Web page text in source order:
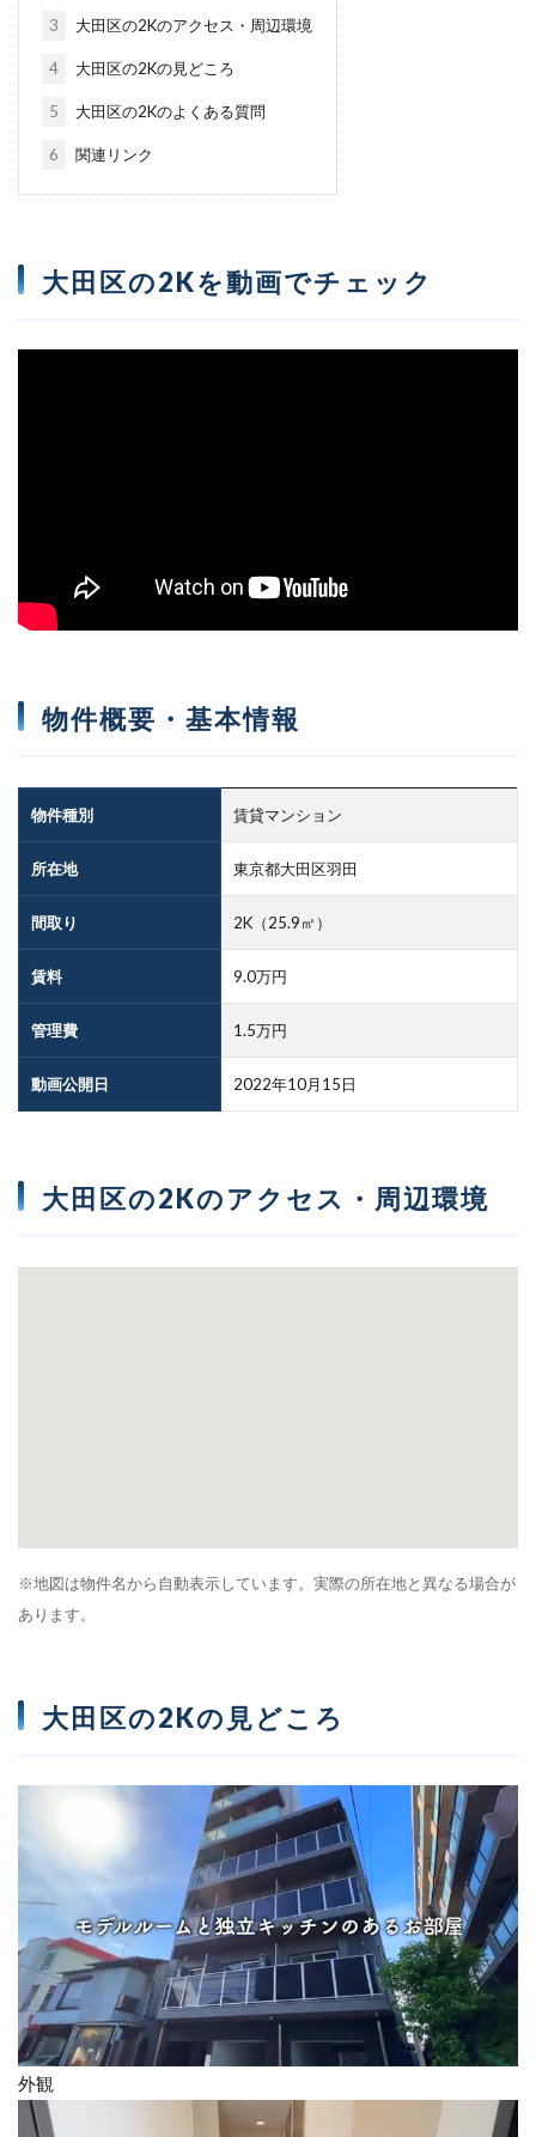
3 大田区の2Kのアクセス・周辺環境
4 大田区の2Kの見どころ
5 大田区の2Kのよくある質問
6 関連リンク
大田区の2Kを動画でチェック
物件概要・基本情報
物件種別 賃貸マンション
所在地 東京都大田区羽田
間取り 2K（25.9㎡）
賃料 9.0万円
管理費 1.5万円
動画公開日 2022年10月15日
大田区の2Kのアクセス・周辺環境
※地図は物件名から自動表示しています。実際の所在地と異なる場合が
あります。
大田区の2Kの見どころ
外観